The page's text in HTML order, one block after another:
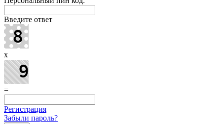
Введите ответ
x
=
Регистрация
Забыли пароль?